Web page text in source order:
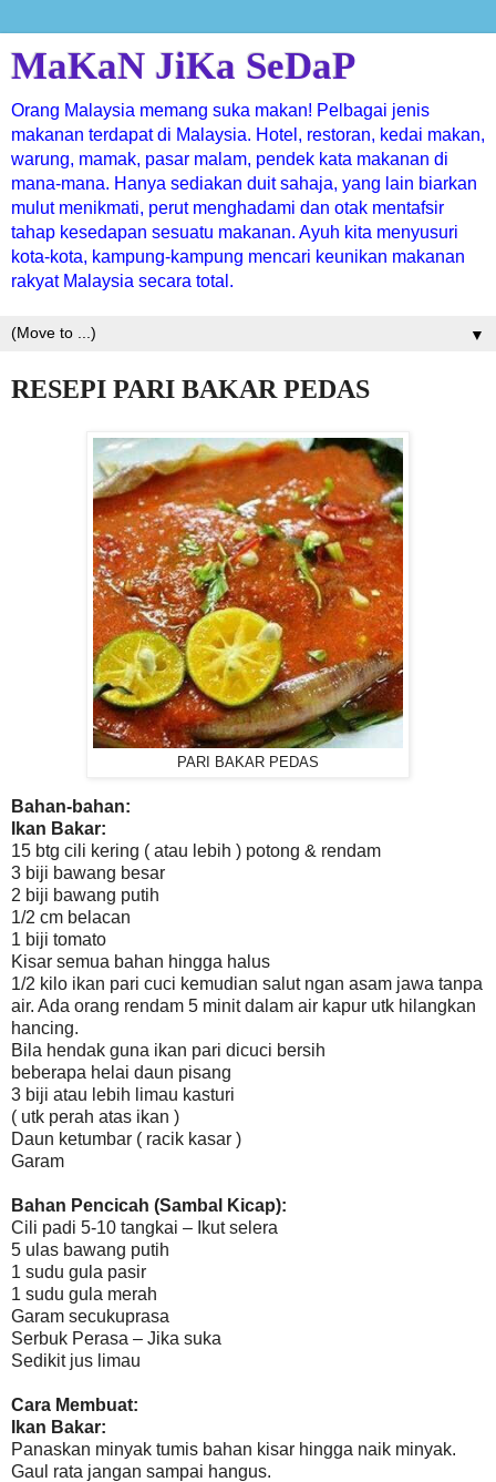
MaKaN JiKa SeDaP
Orang Malaysia memang suka makan! Pelbagai jenis
makanan terdapat di Malaysia. Hotel, restoran, kedai makan,
warung, mamak, pasar malam, pendek kata makanan di
mana-mana. Hanya sediakan duit sahaja, yang lain biarkan
mulut menikmati, perut menghadami dan otak mentafsir
tahap kesedapan sesuatu makanan. Ayuh kita menyusuri
kota-kota, kampung-kampung mencari keunikan makanan
rakyat Malaysia secara total.
▼
RESEPI PARI BAKAR PEDAS
PARI BAKAR PEDAS
Bahan-bahan:
Ikan Bakar:
15 btg cili kering ( atau lebih ) potong & rendam
3 biji bawang besar
2 biji bawang putih
1/2 cm belacan
1 biji tomato
Kisar semua bahan hingga halus
1/2 kilo ikan pari cuci kemudian salut ngan asam jawa tanpa
air. Ada orang rendam 5 minit dalam air kapur utk hilangkan
hancing.
Bila hendak guna ikan pari dicuci bersih
beberapa helai daun pisang
3 biji atau lebih limau kasturi
( utk perah atas ikan )
Daun ketumbar ( racik kasar )
Garam
Bahan Pencicah (Sambal Kicap):
Cili padi 5-10 tangkai – Ikut selera
5 ulas bawang putih
1 sudu gula pasir
1 sudu gula merah
Garam secukuprasa
Serbuk Perasa – Jika suka
Sedikit jus limau
Cara Membuat:
Ikan Bakar:
Panaskan minyak tumis bahan kisar hingga naik minyak.
Gaul rata jangan sampai hangus.